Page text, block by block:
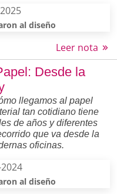
al diseño
Leer nota
Desde la
llegamos al papel
tan cotidiano tiene
de años y diferentes
que va desde la
oficinas.
al diseño